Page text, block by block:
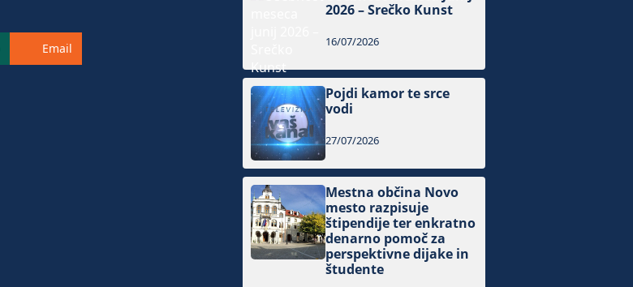
Email
2026 – Srečko Kunst
16/07/2026
Pojdi kamor te srce
vodi
27/07/2026
Mestna občina Novo
mesto razpisuje
štipendije ter enkratno
denarno pomoč za
perspektivne dijake in
študente